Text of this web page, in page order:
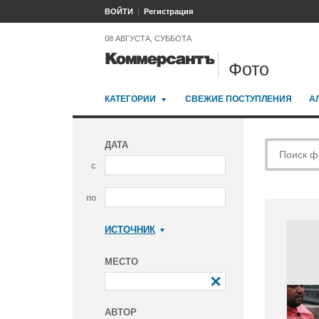
ВОЙТИ Регистрация
08 АВГУСТА, СУББОТА
Фото
КАТЕГОРИИ СВЕЖИЕ ПОСТУПЛЕНИЯ
ДАТА
с
по
ИСТОЧНИК
МЕСТО
АВТОР